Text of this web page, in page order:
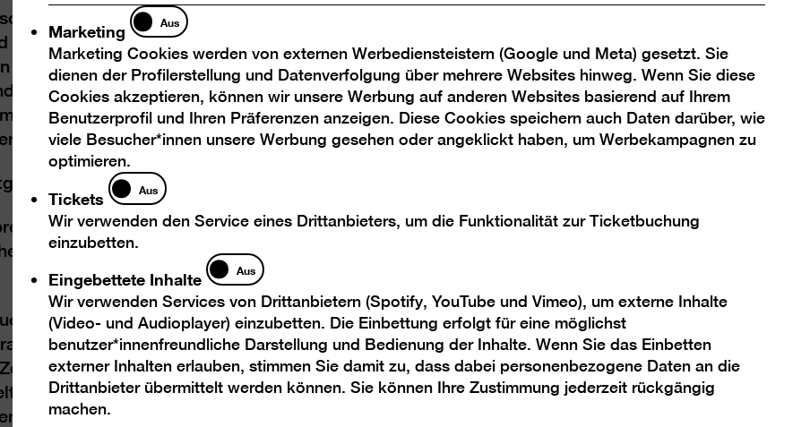
– die unterschiedlichen Kunstarten miteinander in Beziehung
noch auf eine chronologische Anordnung verzichtet. Hin und
her überkreuzen sich Stile und Kunstsprachen. Um alldem
die einzelnen Sektionen thematisch sortiert. Es gibt zwei Ordnungen.
Ausstellung nach drei Hauptthemen, die zu den zentralen
des 20. Jahrhunderts gehören:
als auch neusachliche oder kritisch realistische Kunstwerke.
nach dem Menschenbild, dem Lebensraum und dem Stillleben
Kunstsparten des Jahrhunderts, in der Fragmentierung des
der Collage, Montage und Asemblage sowie bei der
Dadaiismus, Surrealismus und vieles mehr sind Ausdruck für die
Nicht nur die verheerenden Kriege waren dafür verantwortlich,
die Entdeckung der Relativitätstheorie durch Einstein oder
Marketing
Marketing
Aus
Marketing Cookies werden von externen Werbediensteistern (Google und Meta) gesetzt. Sie
dienen der Profilerstellung und Datenverfolgung über mehrere Websites hinweg. Wenn Sie diese
Cookies akzeptieren, können wir unsere Werbung auf anderen Websites basierend auf Ihrem
Benutzerprofil und Ihren Präferenzen anzeigen. Diese Cookies speichern auch Daten darüber, wie
viele Besucher*innen unsere Werbung gesehen oder angeklickt haben, um Werbekampagnen zu
optimieren.
Tickets
Tickets
Aus
Wir verwenden den Service eines Drittanbieters, um die Funktionalität zur Ticketbuchung
einzubetten.
Eingebettete Inhalte
Eingebettete
Inhalte
Aus
Wir verwenden Services von Drittanbietern (Spotify, YouTube und Vimeo), um externe Inhalte
(Video- und Audioplayer) einzubetten. Die Einbettung erfolgt für eine möglichst
benutzer*innenfreundliche Darstellung und Bedienung der Inhalte. Wenn Sie das Einbetten
externer Inhalten erlauben, stimmen Sie damit zu, dass dabei personenbezogene Daten an die
Drittanbieter übermittelt werden können. Sie können Ihre Zustimmung jederzeit rückgängig
machen.